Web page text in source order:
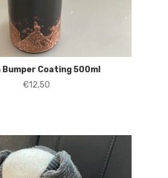
Bumper Coating 500ml
€12,50